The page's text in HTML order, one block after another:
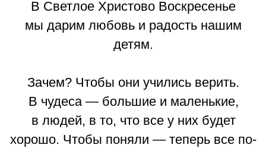
каждый. А лучше — все вместе.
В Пасху мы хотим подарить ребятам
сладости, игрушки, книжки, наборы для
днем и ночью и потому знают все
их сокровенные желания и маленькие
мечты. Мы собрали ихв таблицу,чтобы
вам удобнее было творить чудеса.
Давайте вместе подарим детям